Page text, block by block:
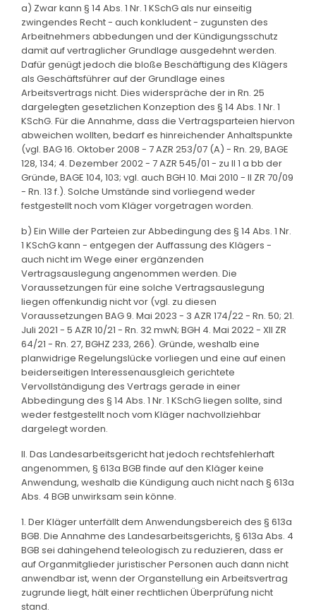
a) Zwar kann § 14 Abs. 1 Nr. 1 KSchG als nur einseitig
zwingendes Recht - auch konkludent - zugunsten des
Arbeitnehmers abbedungen und der Kündigungsschutz
damit auf vertraglicher Grundlage ausgedehnt werden.
Dafür genügt jedoch die bloße Beschäftigung des Klägers
als Geschäftsführer auf der Grundlage eines
Arbeitsvertrags nicht. Dies widerspräche der in Rn. 25
dargelegten gesetzlichen Konzeption des § 14 Abs. 1 Nr. 1
KSchG. Für die Annahme, dass die Vertragsparteien hiervon
abweichen wollten, bedarf es hinreichender Anhaltspunkte
(vgl. BAG 16. Oktober 2008 - 7 AZR 253/07 (A) - Rn. 29, BAGE
128, 134; 4. Dezember 2002 - 7 AZR 545/01 - zu II 1 a bb der
Gründe, BAGE 104, 103; vgl. auch BGH 10. Mai 2010 - II ZR 70/09
- Rn. 13 f.). Solche Umstände sind vorliegend weder
festgestellt noch vom Kläger vorgetragen worden.
b) Ein Wille der Parteien zur Abbedingung des § 14 Abs. 1 Nr.
1 KSchG kann - entgegen der Auffassung des Klägers -
auch nicht im Wege einer ergänzenden
Vertragsauslegung angenommen werden. Die
Voraussetzungen für eine solche Vertragsauslegung
liegen offenkundig nicht vor (vgl. zu diesen
Voraussetzungen BAG 9. Mai 2023 - 3 AZR 174/22 - Rn. 50; 21.
Juli 2021 - 5 AZR 10/21 - Rn. 32 mwN; BGH 4. Mai 2022 - XII ZR
64/21 - Rn. 27, BGHZ 233, 266). Gründe, weshalb eine
planwidrige Regelungslücke vorliegen und eine auf einen
beiderseitigen Interessenausgleich gerichtete
Vervollständigung des Vertrags gerade in einer
Abbedingung des § 14 Abs. 1 Nr. 1 KSchG liegen sollte, sind
weder festgestellt noch vom Kläger nachvollziehbar
dargelegt worden.
II. Das Landesarbeitsgericht hat jedoch rechtsfehlerhaft
angenommen, § 613a BGB finde auf den Kläger keine
Anwendung, weshalb die Kündigung auch nicht nach § 613a
Abs. 4 BGB unwirksam sein könne.
1. Der Kläger unterfällt dem Anwendungsbereich des § 613a
BGB. Die Annahme des Landesarbeitsgerichts, § 613a Abs. 4
BGB sei dahingehend teleologisch zu reduzieren, dass er
auf Organmitglieder juristischer Personen auch dann nicht
anwendbar ist, wenn der Organstellung ein Arbeitsvertrag
zugrunde liegt, hält einer rechtlichen Überprüfung nicht
stand.